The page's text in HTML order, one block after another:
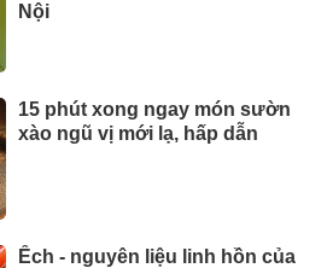
Nội
15 phút xong ngay món sườn
xào ngũ vị mới lạ, hấp dẫn
Ếch - nguyên liệu linh hồn của